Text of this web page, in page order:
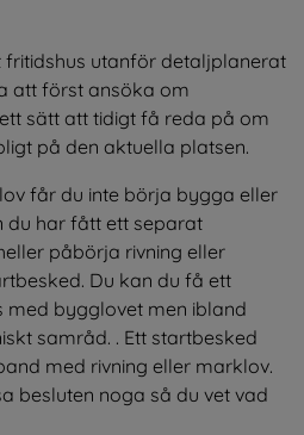
utanför detaljplanerat
sätt att tidigt få reda på om
på den aktuella platsen.
får du inte börja bygga eller
har fått ett separat
påbörja rivning eller
Du kan du få ett
bygglovet men ibland
samråd. . Ett startbesked
med rivning eller marklov.
besluten noga så du vet vad